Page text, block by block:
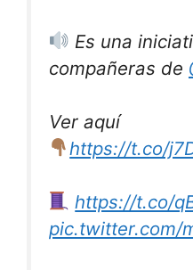
Es una
compañeras de
Ver aquí
https://t.co/
https://t.co/
pic.twitter.com/